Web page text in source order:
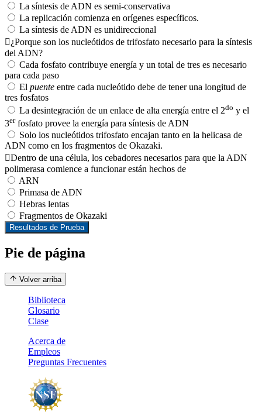
La síntesis de ADN es semi-conservativa
La replicación comienza en orígenes específicos.
La síntesis de ADN es unidireccional
¿Porque son los nucleótidos de trifosfato necesario para la síntesis
del ADN?
Cada fosfato contribuye energía y un total de tres es necesario
para cada paso
El puente entre cada nucleótido debe de tener una longitud de
tres fosfatos
La desintegración de un enlace de alta energía entre el 2do y el
3erfosfato provee la energía para síntesis de ADN
Solo los nucleótidos trifosfato encajan tanto en la helicasa de
ADN como en los fragmentos de Okazaki.
Dentro de una célula, los cebadores necesarios para que la ADN
polimerasa comience a funcionar están hechos de
ARN
Primasa de ADN
Hebras lentas
Fragmentos de Okazaki
Resultados de Prueba
Pie de página
Volver arriba
Biblioteca
Glosario
Clase
Acerca de
Empleos
Preguntas Frecuentes